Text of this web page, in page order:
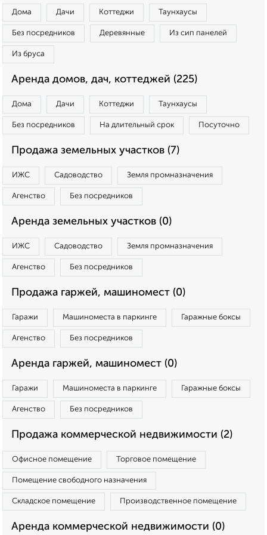
Дома Дачи Коттеджи Таунхаусы
Без посредников Деревянные Из сип панелей
Из бруса
Аренда домов, дач, коттеджей (225)
Дома Дачи Коттеджи Таунхаусы
Без посредников На длительный срок Посуточно
Продажа земельных участков (7)
ИЖС Садоводство Земля промназначения
Агенство Без посредников
Аренда земельных участков (0)
ИЖС Садоводство Земля промназначения
Агенство Без посредников
Продажа гаржей, машиномест (0)
Гаражи Машиноместа в паркинге Гаражные боксы
Агенство Без посредников
Аренда гаржей, машиномест (0)
Гаражи Машиноместа в паркинге Гаражные боксы
Агенство Без посредников
Продажа коммерческой недвижимости (2)
Офисное помещение Торговое помещение
Помещение свободного назначения
Складское помещение Производственное помещение
Аренда коммерческой недвижимости (0)